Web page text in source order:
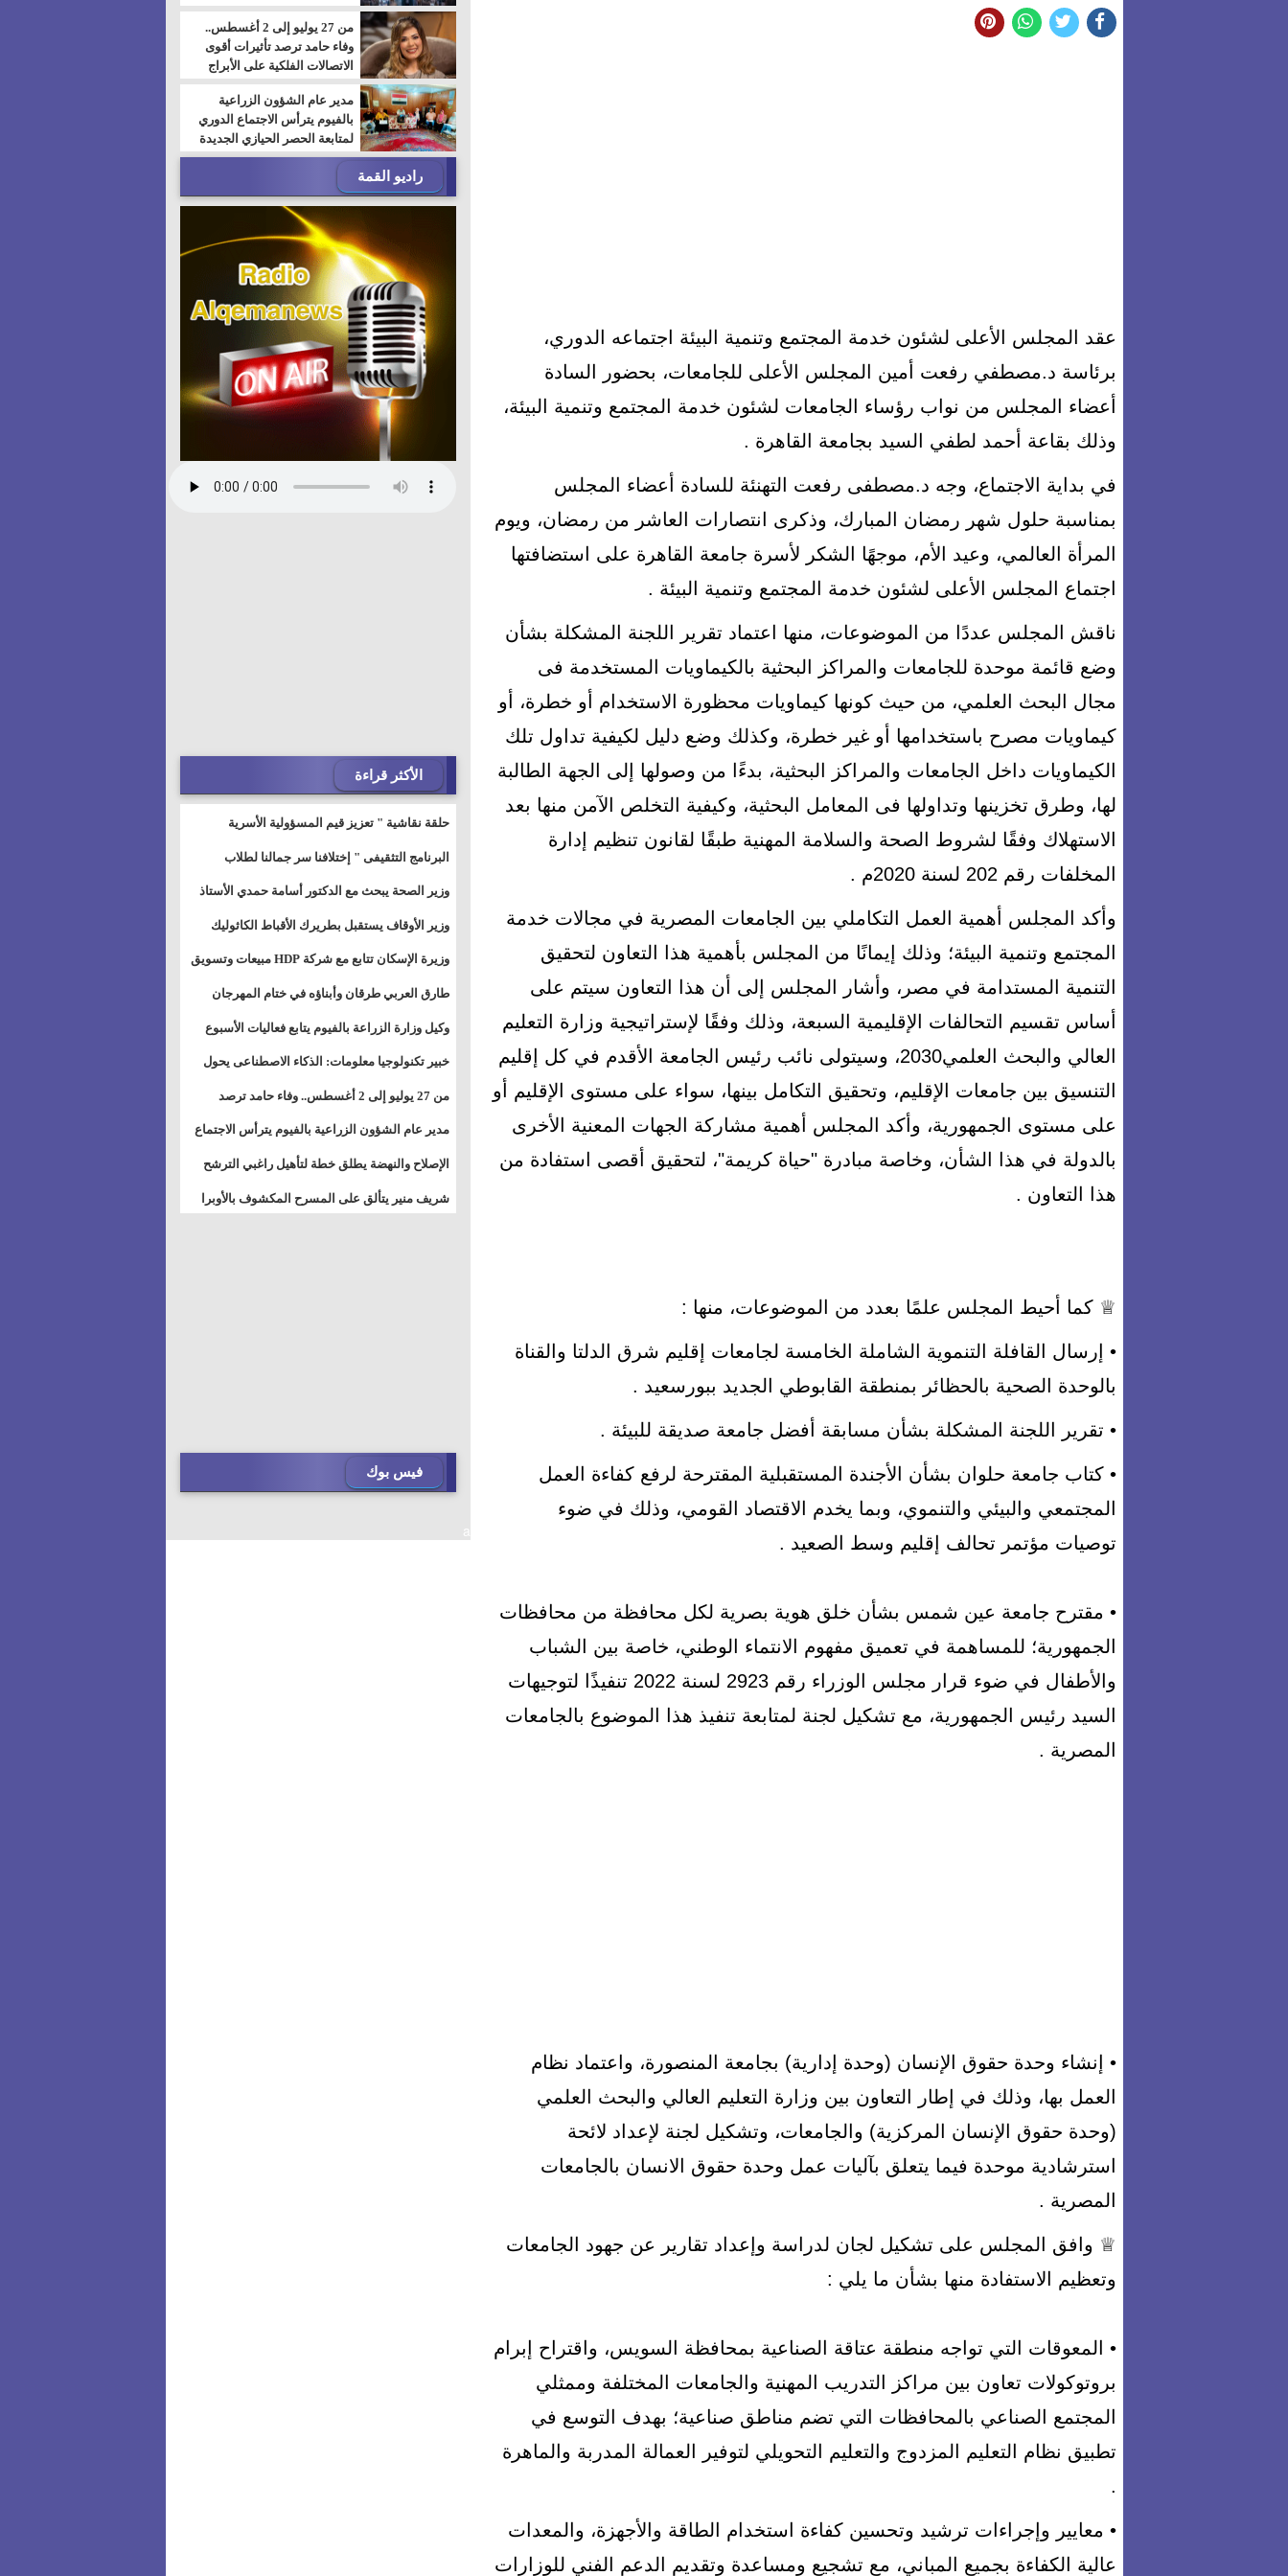
عقد المجلس الأعلى لشئون خدمة المجتمع وتنمية البيئة اجتماعه الدوري،
برئاسة د.مصطفي رفعت أمين المجلس الأعلى للجامعات، بحضور السادة
أعضاء المجلس من نواب رؤساء الجامعات لشئون خدمة المجتمع وتنمية البيئة،
وذلك بقاعة أحمد لطفي السيد بجامعة القاهرة .
في بداية الاجتماع، وجه د.مصطفى رفعت التهنئة للسادة أعضاء المجلس
بمناسبة حلول شهر رمضان المبارك، وذكرى انتصارات العاشر من رمضان، ويوم
المرأة العالمي، وعيد الأم، موجهًا الشكر لأسرة جامعة القاهرة على استضافتها
اجتماع المجلس الأعلى لشئون خدمة المجتمع وتنمية البيئة .
ناقش المجلس عددًا من الموضوعات، منها اعتماد تقرير اللجنة المشكلة بشأن
وضع قائمة موحدة للجامعات والمراكز البحثية بالكيماويات المستخدمة فى
مجال البحث العلمي، من حيث كونها كيماويات محظورة الاستخدام أو خطرة، أو
كيماويات مصرح باستخدامها أو غير خطرة، وكذلك وضع دليل لكيفية تداول تلك
الكيماويات داخل الجامعات والمراكز البحثية، بدءًا من وصولها إلى الجهة الطالبة
لها، وطرق تخزينها وتداولها فى المعامل البحثية، وكيفية التخلص الآمن منها بعد
الاستهلاك وفقًا لشروط الصحة والسلامة المهنية طبقًا لقانون تنظيم إدارة
المخلفات رقم 202 لسنة 2020م .
وأكد المجلس أهمية العمل التكاملي بين الجامعات المصرية في مجالات خدمة
المجتمع وتنمية البيئة؛ وذلك إيمانًا من المجلس بأهمية هذا التعاون لتحقيق
التنمية المستدامة في مصر، وأشار المجلس إلى أن هذا التعاون سيتم على
أساس تقسيم التحالفات الإقليمية السبعة، وذلك وفقًا لإستراتيجية وزارة التعليم
العالي والبحث العلمي2030، وسيتولى نائب رئيس الجامعة الأقدم في كل إقليم
التنسيق بين جامعات الإقليم، وتحقيق التكامل بينها، سواء على مستوى الإقليم أو
على مستوى الجمهورية، وأكد المجلس أهمية مشاركة الجهات المعنية الأخرى
بالدولة في هذا الشأن، وخاصة مبادرة "حياة كريمة"، لتحقيق أقصى استفادة من
هذا التعاون .
♕ كما أحيط المجلس علمًا بعدد من الموضوعات، منها :
• إرسال القافلة التنموية الشاملة الخامسة لجامعات إقليم شرق الدلتا والقناة
بالوحدة الصحية بالحظائر بمنطقة القابوطي الجديد ببورسعيد .
• تقرير اللجنة المشكلة بشأن مسابقة أفضل جامعة صديقة للبيئة .
• كتاب جامعة حلوان بشأن الأجندة المستقبلية المقترحة لرفع كفاءة العمل
المجتمعي والبيئي والتنموي، وبما يخدم الاقتصاد القومي، وذلك في ضوء
توصيات مؤتمر تحالف إقليم وسط الصعيد .
• مقترح جامعة عين شمس بشأن خلق هوية بصرية لكل محافظة من محافظات
الجمهورية؛ للمساهمة في تعميق مفهوم الانتماء الوطني، خاصة بين الشباب
والأطفال في ضوء قرار مجلس الوزراء رقم 2923 لسنة 2022 تنفيذًا لتوجيهات
السيد رئيس الجمهورية، مع تشكيل لجنة لمتابعة تنفيذ هذا الموضوع بالجامعات
المصرية .
• إنشاء وحدة حقوق الإنسان (وحدة إدارية) بجامعة المنصورة، واعتماد نظام
العمل بها، وذلك في إطار التعاون بين وزارة التعليم العالي والبحث العلمي
(وحدة حقوق الإنسان المركزية) والجامعات، وتشكيل لجنة لإعداد لائحة
استرشادية موحدة فيما يتعلق بآليات عمل وحدة حقوق الانسان بالجامعات
المصرية .
♕ وافق المجلس على تشكيل لجان لدراسة وإعداد تقارير عن جهود الجامعات
وتعظيم الاستفادة منها بشأن ما يلي :
• المعوقات التي تواجه منطقة عتاقة الصناعية بمحافظة السويس، واقتراح إبرام
بروتوكولات تعاون بين مراكز التدريب المهنية والجامعات المختلفة وممثلي
المجتمع الصناعي بالمحافظات التي تضم مناطق صناعية؛ بهدف التوسع في
تطبيق نظام التعليم المزدوج والتعليم التحويلي لتوفير العمالة المدربة والماهرة
.
• معايير وإجراءات ترشيد وتحسين كفاءة استخدام الطاقة والأجهزة، والمعدات
عالية الكفاءة بجميع المباني، مع تشجيع ومساعدة وتقديم الدعم الفني للوزارات
من 27 يوليو إلى 2 أغسطس..
وفاء حامد ترصد تأثيرات أقوى
الاتصالات الفلكية على الأبراج
مدير عام الشؤون الزراعية
بالفيوم يترأس الاجتماع الدوري
لمتابعة الحصر الحيازي الجديدة
راديو القمة
الأكثر قراءة
حلقة نقاشية " تعزيز قيم المسؤولية الأسرية
البرنامج التثقيفى " إختلافنا سر جمالنا لطلاب
وطالبات ذوى الهمهم" بمدارس التربية الخاصة
وزير الصحة يبحث مع الدكتور أسامة حمدي الأستاذ
بجامعة هارفارد توسيع برامج التوعية بمرض السكري
وزير الأوقاف يستقبل بطريرك الأقباط الكاثوليك
وزيرة الإسكان تتابع مع شركة HDP مبيعات وتسويق
مشروعات المدن الجديدة
طارق العربي طرقان وأبناؤه في ختام المهرجان
الصيفي للموسيقى والغناء بالمسرح المكشوف
وكيل وزارة الزراعة بالفيوم يتابع فعاليات الأسبوع
خبير تكنولوجيا معلومات: الذكاء الاصطناعى يحول
المستخدم إلى سلعة فى اقتصاد الانتباه
من 27 يوليو إلى 2 أغسطس.. وفاء حامد ترصد
تأثيرات أقوى الاتصالات الفلكية على الأبراج
مدير عام الشؤون الزراعية بالفيوم يترأس الاجتماع
الدوري لمتابعة الحصر الحيازي الجديدة
الإصلاح والنهضة يطلق خطة لتأهيل راغبي الترشح
للمجالس الشعبية المحلية ويستعرض خطط أماناته
بالمحافظات
شريف منير يتألق على المسرح المكشوف بالأوبرا
فيس بوك
a